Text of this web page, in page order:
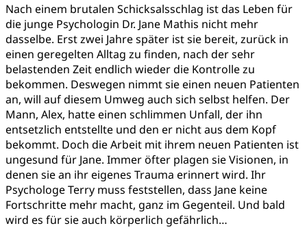
Nach einem brutalen Schicksalsschlag ist das Leben für
die junge Psychologin Dr. Jane Mathis nicht mehr
dasselbe. Erst zwei Jahre später ist sie bereit, zurück in
einen geregelten Alltag zu finden, nach der sehr
belastenden Zeit endlich wieder die Kontrolle zu
bekommen. Deswegen nimmt sie einen neuen Patienten
an, will auf diesem Umweg auch sich selbst helfen. Der
Mann, Alex, hatte einen schlimmen Unfall, der ihn
entsetzlich entstellte und den er nicht aus dem Kopf
bekommt. Doch die Arbeit mit ihrem neuen Patienten ist
ungesund für Jane. Immer öfter plagen sie Visionen, in
denen sie an ihr eigenes Trauma erinnert wird. Ihr
Psychologe Terry muss feststellen, dass Jane keine
Fortschritte mehr macht, ganz im Gegenteil. Und bald
wird es für sie auch körperlich gefährlich…